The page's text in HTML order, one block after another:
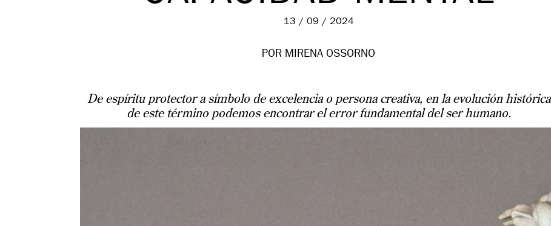
13 / 09 / 2024
POR MIRENA OSSORNO
De espíritu protector a símbolo de excelencia o persona creativa, en la evolución histórica
de este término podemos encontrar el error fundamental del ser humano.